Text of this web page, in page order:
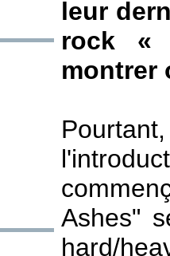
leur
rock «
montrer
Ashes"
hard/